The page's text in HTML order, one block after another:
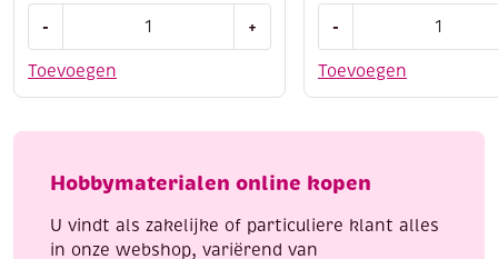
Toevoegen
-
maken
en
aantal
+
Toevoegen
-
do
Scenes
Hobbymaterialen online kopen
U vindt als zakelijke of particuliere klant alles
in onze webshop, variërend van